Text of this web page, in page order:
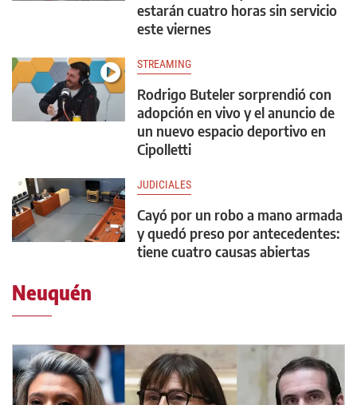
estarán cuatro horas sin servicio
este viernes
STREAMING
Rodrigo Buteler sorprendió con
adopción en vivo y el anuncio de
un nuevo espacio deportivo en
Cipolletti
JUDICIALES
Cayó por un robo a mano armada
y quedó preso por antecedentes:
tiene cuatro causas abiertas
Neuquén